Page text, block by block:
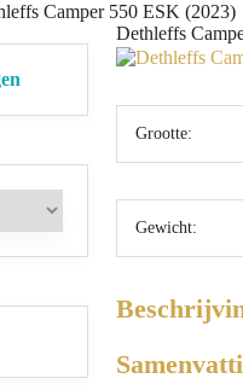
Camper 550 ESK (2023)
Dethleffs
Grootte:
Gewicht: